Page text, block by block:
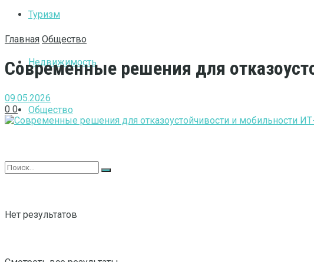
Туризм
Недвижимость
Общество
Нет результатов
Главная Общество
Современные решения для
09.05.2026
0 0